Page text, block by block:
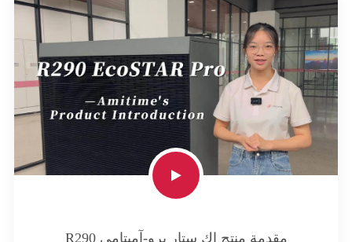
R290 مقدمة منتج إك ستار برو-آميتامي